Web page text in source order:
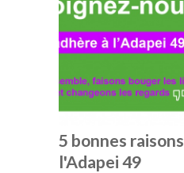
5 bonnes
l'Adapei 49